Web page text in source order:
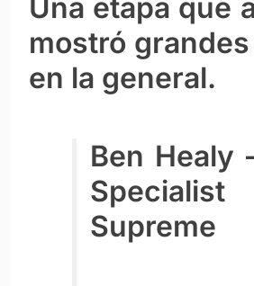
Una etapa que
mostró
en la general.
Ben Healy
Specialist
Supreme